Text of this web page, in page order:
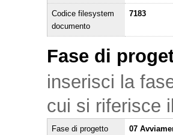
Codice filesystem
documento
7183
Fase di
inserisci la
cui si riferisce
Fase di progetto 07